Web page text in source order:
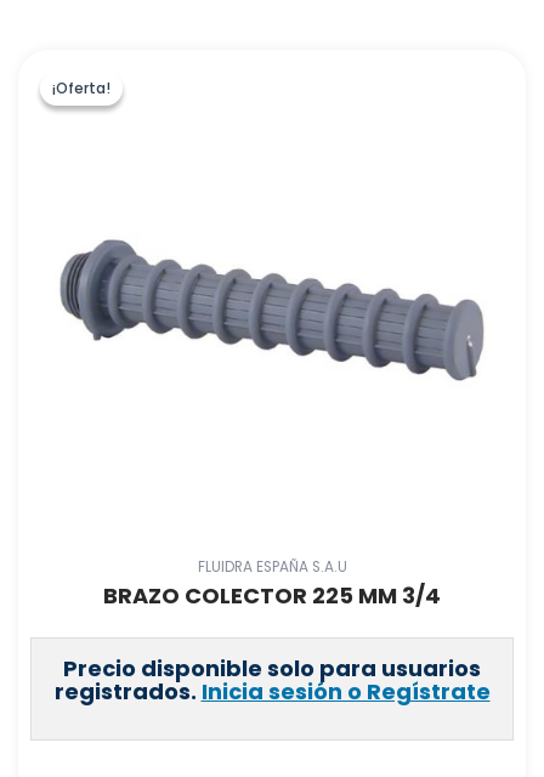
¡Oferta!
¡Oferta!
FLUIDRA ESPAÑA S.A.U
BRAZO COLECTOR 225 MM 3/4
Precio disponible solo para usuarios
registrados. Inicia sesión o Regístrate